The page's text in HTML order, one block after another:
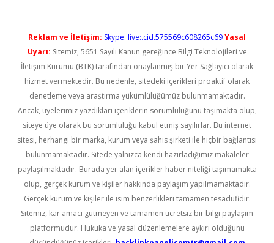
Reklam ve İletişim: Skype: live:.cid.575569c608265c69Yasal
Uyarı: Sitemiz, 5651 Sayılı Kanun gereğince Bilgi Teknolojileri ve
İletişim Kurumu (BTK) tarafından onaylanmış bir Yer Sağlayıcı olarak
hizmet vermektedir. Bu nedenle, sitedeki içerikleri proaktif olarak
denetleme veya araştırma yükümlülüğümüz bulunmamaktadır.
Ancak, üyelerimiz yazdıkları içeriklerin sorumluluğunu taşımakta olup,
siteye üye olarak bu sorumluluğu kabul etmiş sayılırlar. Bu internet
sitesi, herhangi bir marka, kurum veya şahıs şirketi ile hiçbir bağlantısı
bulunmamaktadır. Sitede yalnızca kendi hazırladığımız makaleler
paylaşılmaktadır. Burada yer alan içerikler haber niteliği taşımamakta
olup, gerçek kurum ve kişiler hakkında paylaşım yapılmamaktadır.
Gerçek kurum ve kişiler ile isim benzerlikleri tamamen tesadüfidir.
Sitemiz, kar amacı gütmeyen ve tamamen ücretsiz bir bilgi paylaşım
platformudur. Hukuka ve yasal düzenlemelere aykırı olduğunu